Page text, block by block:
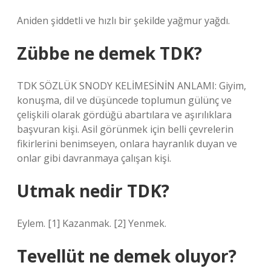
Aniden şiddetli ve hızlı bir şekilde yağmur yağdı.
Zübbe ne demek TDK?
TDK SÖZLÜK SNODY KELİMESİNİN ANLAMI: Giyim,
konuşma, dil ve düşüncede toplumun gülünç ve
çelişkili olarak gördüğü abartılara ve aşırılıklara
başvuran kişi. Asil görünmek için belli çevrelerin
fikirlerini benimseyen, onlara hayranlık duyan ve
onlar gibi davranmaya çalışan kişi.
Utmak nedir TDK?
Eylem. [1] Kazanmak. [2] Yenmek.
Tevellüt ne demek oluyor?